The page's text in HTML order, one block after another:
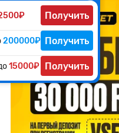
Получить
200000₽ Получить
15000₽ Получить